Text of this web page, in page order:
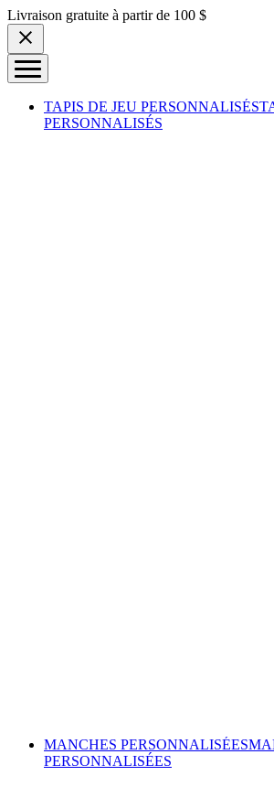
Skip to content
Livraison gratuite à partir de 100 $
TAPIS DE JEU PERSONNALISÉS
PERSONNALISÉS
MANCHES PERSONNALISÉES
PERSONNALISÉES